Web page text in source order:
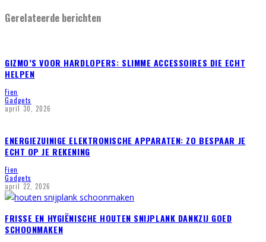
Gerelateerde berichten
GIZMO’S VOOR HARDLOPERS: SLIMME ACCESSOIRES DIE ECHT
HELPEN
Fien
Gadgets
april 30, 2026
ENERGIEZUINIGE ELEKTRONISCHE APPARATEN: ZO BESPAAR JE
ECHT OP JE REKENING
Fien
Gadgets
april 22, 2026
FRISSE EN HYGIËNISCHE HOUTEN SNIJPLANK DANKZIJ GOED
SCHOONMAKEN